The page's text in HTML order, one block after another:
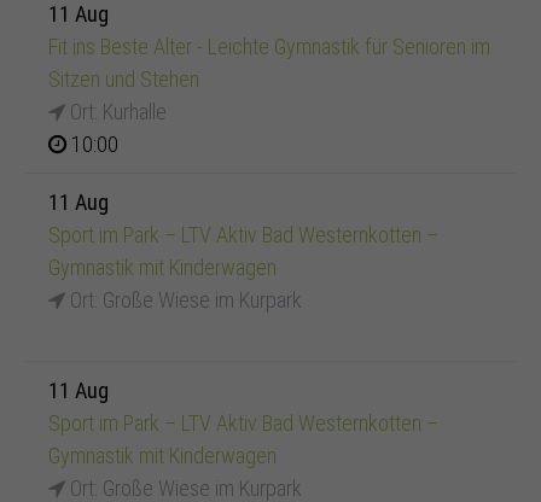
11 Aug
Fit ins Beste Alter - Leichte Gymnastik für Senioren im
Sitzen und Stehen
Ort: Kurhalle
10:00
11 Aug
Sport im Park – LTV Aktiv Bad Westernkotten –
Gymnastik mit Kinderwagen
Ort: Große Wiese im Kurpark
11 Aug
Sport im Park – LTV Aktiv Bad Westernkotten –
Gymnastik mit Kinderwagen
Ort: Große Wiese im Kurpark